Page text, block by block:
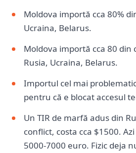
Moldova importă cca 80%
Ucraina, Belarus.
Moldova importă cca 80 din
Rusia, Ucraina, Belarus.
Importul cel mai
pentru că e blocat accesul
Un TIR de marfă adus din
conflict, costa cca $1500.
5000-7000 euro. Fizic deja